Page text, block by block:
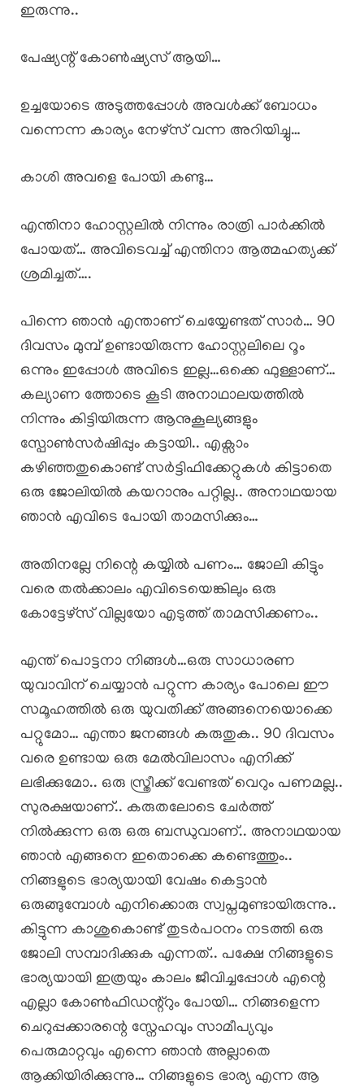
ഇരുന്നു..
പേഷ്യന്റ് കോണ്‍ഷ്യസ് ആയി…
ഉച്ചയോടെ അടുത്തപ്പോൾ അവൾക്ക് ബോധം
വന്നെന്ന കാര്യം നേഴ്സ് വന്ന അറിയിച്ചു…
കാശി അവളെ പോയി കണ്ടു…
എന്തിനാ ഹോസ്റ്റലിൽ നിന്നും രാത്രി പാർക്കിൽ
പോയത്… അവിടെവച്ച് എന്തിനാ ആത്മഹത്യക്ക്
ശ്രമിച്ചത്….
പിന്നെ ഞാൻ എന്താണ് ചെയ്യേണ്ടത് സാർ… 90
ദിവസം മുമ്പ് ഉണ്ടായിരുന്ന ഹോസ്റ്റലിലെ റൂം
ഒന്നും ഇപ്പോൾ അവിടെ ഇല്ല…ഒക്കെ ഫുള്ളാണ്…
കല്യാണ ത്തോടെ കൂടി അനാഥാലയത്തിൽ
നിന്നും കിട്ടിയിരുന്ന ആനുകൂല്യങ്ങളും
സ്പോൺസർഷിപ്പും കട്ടായി.. എക്സാം
കഴിഞ്ഞതുകൊണ്ട് സർട്ടിഫിക്കേറ്റുകൾ കിട്ടാതെ
ഒരു ജോലിയിൽ കയറാനും പറ്റില്ല.. അനാഥയായ
ഞാൻ എവിടെ പോയി താമസിക്കും…
അതിനല്ലേ നിന്റെ കയ്യിൽ പണം… ജോലി കിട്ടും
വരെ തൽക്കാലം എവിടെയെങ്കിലും ഒരു
കോട്ടേഴ്സ് വില്ലയോ എടുത്ത് താമസിക്കണം..
എന്ത് പൊട്ടനാ നിങ്ങൾ…ഒരു സാധാരണ
യുവാവിന് ചെയ്യാൻ പറ്റുന്ന കാര്യം പോലെ ഈ
സമൂഹത്തിൽ ഒരു യുവതിക്ക് അങ്ങനെയൊക്കെ
പറ്റുമോ… എന്താ ജനങ്ങൾ കരുതുക.. 90 ദിവസം
വരെ ഉണ്ടായ ഒരു മേൽവിലാസം എനിക്ക്
ലഭിക്കുമോ.. ഒരു സ്ത്രീക്ക് വേണ്ടത് വെറും പണമല്ല..
സുരക്ഷയാണ്.. കരുതലോടെ ചേർത്ത്
നിൽക്കുന്ന ഒരു ഒരു ബന്ധുവാണ്.. അനാഥയായ
ഞാൻ എങ്ങനെ ഇതൊക്കെ കണ്ടെത്തും..
നിങ്ങളുടെ ഭാര്യയായി വേഷം കെട്ടാൻ
ഒരുങ്ങുമ്പോൾ എനിക്കൊരു സ്വപ്നമുണ്ടായിരുന്നു..
കിട്ടുന്ന കാശുകൊണ്ട് തുടർപഠനം നടത്തി ഒരു
ജോലി സമ്പാദിക്കുക എന്നത്.. പക്ഷേ നിങ്ങളുടെ
ഭാര്യയായി ഇത്രയും കാലം ജീവിച്ചപ്പോൾ എന്റെ
എല്ലാ കോൺഫിഡന്റ്റും പോയി… നിങ്ങളെന്ന
ചെറുപ്പക്കാരന്റെ സ്നേഹവും സാമീപ്യവും
പെരുമാറ്റവും എന്നെ ഞാൻ അല്ലാതെ
ആക്കിയിരിക്കുന്നു… നിങ്ങളുടെ ഭാര്യ എന്ന ആ